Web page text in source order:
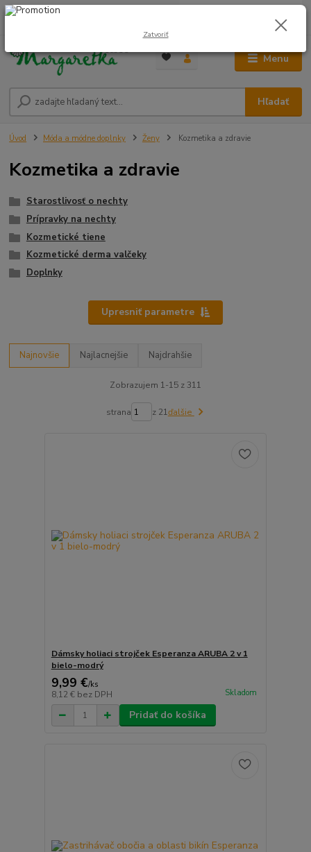
Menu
Hľadať
0948 236 042
0,00 €
Úvod Móda a módne doplnky Ženy Kozmetika a zdravie
Kozmetika a zdravie
Starostlivosť o nechty
Prípravky na nechty
Kozmetické tiene
Kozmetické derma valčeky
Doplnky
Upresniť parametre
Najnovšie Najlacnejšie Najdrahšie
Zobrazujem 1-15 z 311
strana z 21ďalšie
Dámsky holiaci strojček Esperanza ARUBA 2 v 1
bielo-modrý
9,99 €/ks
8,12 € bez DPH Skladom
Pridať do košíka
Zatvoriť